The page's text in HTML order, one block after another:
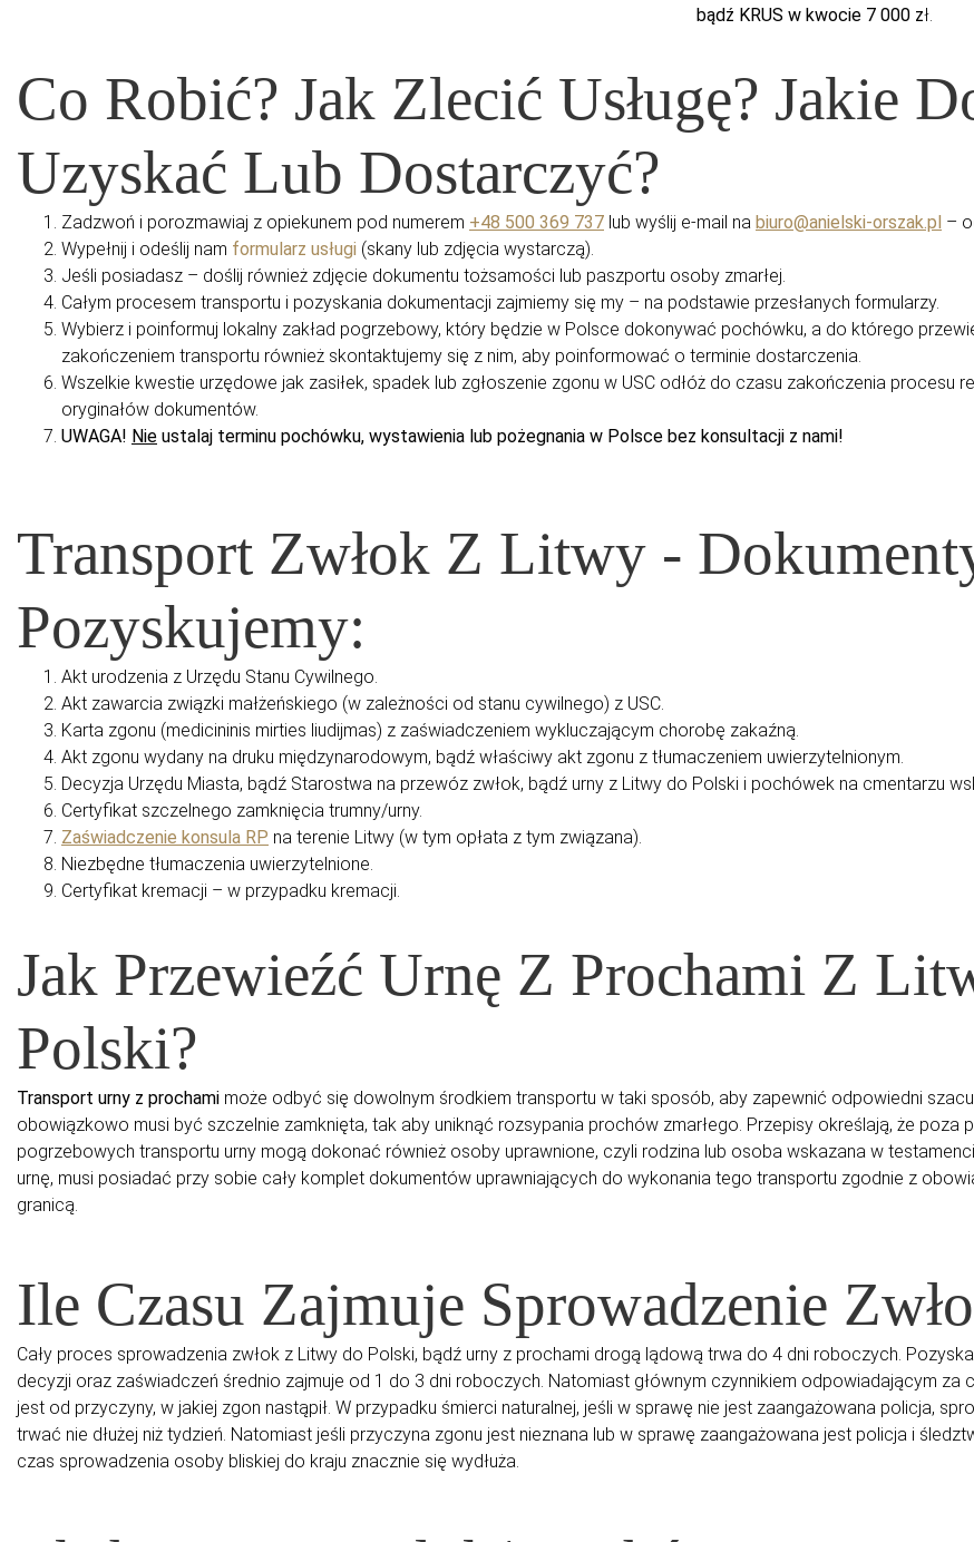
bądź KRUS w kwocie 7 000 zł.
Co Robić? Jak Zlecić Usługę? Jakie
Uzyskać Lub Dostarczyć?
Zadzwoń i porozmawiaj z opiekunem pod numerem +48 500 369 737 lub wyślij e-mail na biuro@anielski-orszak.pl –
Wypełnij i odeślij nam formularz usługi (skany lub zdjęcia wystarczą).
Jeśli posiadasz – doślij również zdjęcie dokumentu tożsamości lub paszportu osoby zmarłej.
Całym procesem transportu i pozyskania dokumentacji zajmiemy się my – na podstawie przesłanych formularzy.
Wybierz i poinformuj lokalny zakład pogrzebowy, który będzie w Polsce dokonywać pochówku, a do którego
zakończeniem transportu również skontaktujemy się z nim, aby poinformować o terminie dostarczenia.
Wszelkie kwestie urzędowe jak zasiłek, spadek lub zgłoszenie zgonu w USC odłóż do czasu zakończenia procesu
oryginałów dokumentów.
UWAGA! Nie ustalaj terminu pochówku, wystawienia lub pożegnania w Polsce bez konsultacji z nami!
Transport Zwłok Z Litwy -
Pozyskujemy:
Akt urodzenia z Urzędu Stanu Cywilnego.
Akt zawarcia związki małżeńskiego (w zależności od stanu cywilnego) z USC.
Karta zgonu (medicininis mirties liudijmas) z zaświadczeniem wykluczającym chorobę zakaźną.
Akt zgonu wydany na druku międzynarodowym, bądź właściwy akt zgonu z tłumaczeniem uwierzytelnionym.
Decyzja Urzędu Miasta, bądź Starostwa na przewóz zwłok, bądź urny z Litwy do Polski i pochówek na cmentarzu
Certyfikat szczelnego zamknięcia trumny/urny.
Zaświadczenie konsula RP na terenie Litwy (w tym opłata z tym związana).
Niezbędne tłumaczenia uwierzytelnione.
Certyfikat kremacji – w przypadku kremacji.
Jak Przewieźć Urnę Z Prochami Z
Polski?
Transport urny z prochami może odbyć się dowolnym środkiem transportu w taki sposób, aby zapewnić odpowiedni
obowiązkowo musi być szczelnie zamknięta, tak aby uniknąć rozsypania prochów zmarłego. Przepisy określają, że poza
pogrzebowych transportu urny mogą dokonać również osoby uprawnione, czyli rodzina lub osoba wskazana w
urnę, musi posiadać przy sobie cały komplet dokumentów uprawniających do wykonania tego transportu zgodnie z
granicą.
Ile Czasu Zajmuje Sprowadzenie
Cały proces sprowadzenia zwłok z Litwy do Polski, bądź urny z prochami drogą lądową trwa do 4 dni roboczych.
decyzji oraz zaświadczeń średnio zajmuje od 1 do 3 dni roboczych. Natomiast głównym czynnikiem odpowiadającym za
jest od przyczyny, w jakiej zgon nastąpił. W przypadku śmierci naturalnej, jeśli w sprawę nie jest zaangażowana policja,
trwać nie dłużej niż tydzień. Natomiast jeśli przyczyna zgonu jest nieznana lub w sprawę zaangażowana jest policja i
czas sprowadzenia osoby bliskiej do kraju znacznie się wydłuża.